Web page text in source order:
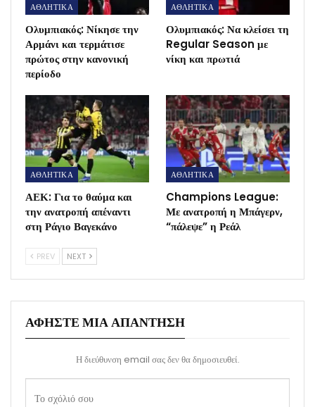
ΑΘΛΗΤΙΚΑ
Ολυμπιακός: Νίκησε την
Αρμάνι και τερμάτισε
πρώτος στην κανονική
περίοδο
ΑΘΛΗΤΙΚΑ
Ολυμπιακός: Να κλείσει τη
Regular Season με
νίκη και πρωτιά
ΑΘΛΗΤΙΚΑ
ΑΕΚ: Για το θαύμα και
την ανατροπή απέναντι
στη Ράγιο Βαγεκάνο
ΑΘΛΗΤΙΚΑ
Champions League:
Με ανατροπή η Μπάγερν,
“πάλεψε” η Ρεάλ
PREV NEXT
ΑΦΉΣΤΕ ΜΙΑ ΑΠΆΝΤΗΣΗ
Η διεύθυνση email σας δεν θα δημοσιευθεί.